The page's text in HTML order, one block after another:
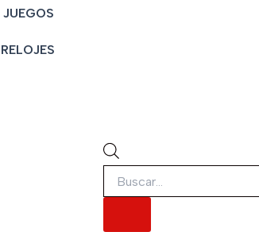
JUEGOS
RELOJES